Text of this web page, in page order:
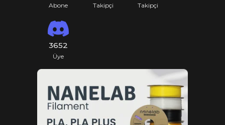
Abone Takipçi Takipçi
3652
Üye